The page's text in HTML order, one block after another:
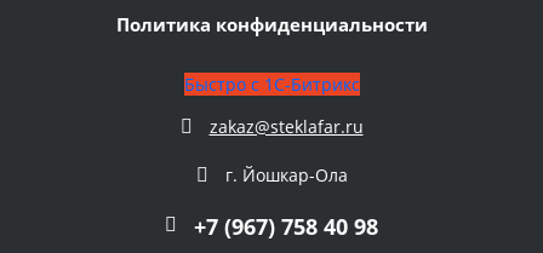
Политика конфиденциальности
Быстро с 1С-Битрикс
zakaz@steklafar.ru
г. Йошкар-Ола
+7 (967) 758 40 98